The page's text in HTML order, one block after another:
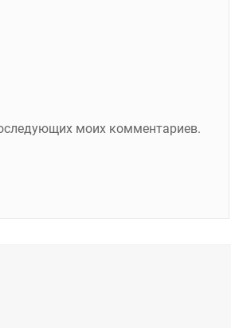
моих комментариев.